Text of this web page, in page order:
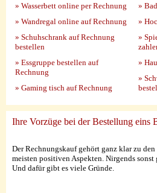
» Wasserbett online per Rechnung
» Wandregal online auf Rechnung
» Schuhschrank auf Rechnung
bestellen
» Essgruppe bestellen auf
Rechnung
» Gaming tisch auf Rechnung
»
»
»
»
»
Ihre Vorzüge bei der Bestellung eins
Der Rechnungskauf gehört ganz klar zu
meisten positiven Aspekten. Nirgends
Und dafür gibt es viele Gründe.